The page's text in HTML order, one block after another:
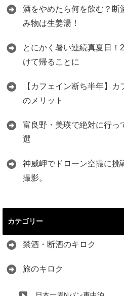
酒をやめたら何を飲む？断
み物は生姜湯！
とにかく暑い連続真夏日！
けて帰ることに
【カフェイン断ち半年】
のメリット
富良野・美瑛で絶対に行っ
選
神威岬でドローン空撮に挑
撮影。
カテゴリー
禁酒・断酒のキロク
旅のキロク